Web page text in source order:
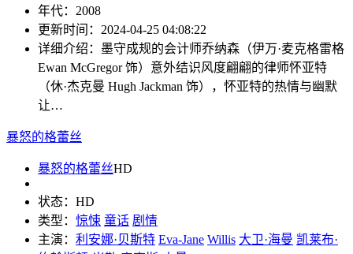
年代： 2008
更新时间： 2024-04-25 04:08:22
详细介绍： 墨守成规的会计师乔纳森（伊万·麦克格雷格
Ewan McGregor 饰）意外结识风度翩翩的律师怀亚特
（休·杰克曼 Hugh Jackman 饰），怀亚特的热情与幽默
让…
暴怒的格蕾丝
暴怒的格蕾丝HD
状态： HD
类型： 惊悚 童话 剧情
主演： 利安娜·贝斯特 Eva-Jane Willis 大卫·海曼 凯莱布·